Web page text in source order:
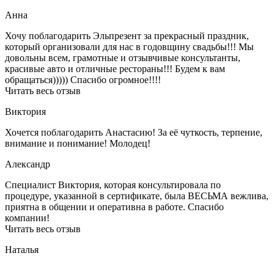
Анна
Хочу поблагодарить Эльпрезент за прекрасный праздник,
который организовали для нас в годовщину свадьбы!!! Мы
довольны всем, грамотные и отзывчивые консультанты,
красивые авто и отличные рестораны!!! Будем к вам
обращаться))))) Спасибо огромное!!!!
Читать весь отзыв
Виктория
Хочется поблагодарить Анастасию! За её чуткость, терпение,
внимание и понимание! Молодец!
Александр
Специалист Виктория, которая консультировала по
процедуре, указанной в сертификате, была ВЕСЬМА вежлива,
приятна в общении и оперативна в работе. Спасибо
компании!
Читать весь отзыв
Наталья